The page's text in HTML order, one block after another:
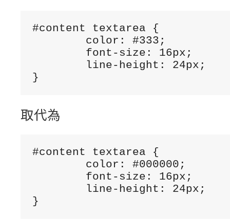
#content textarea {
}
取代為
#content textarea {